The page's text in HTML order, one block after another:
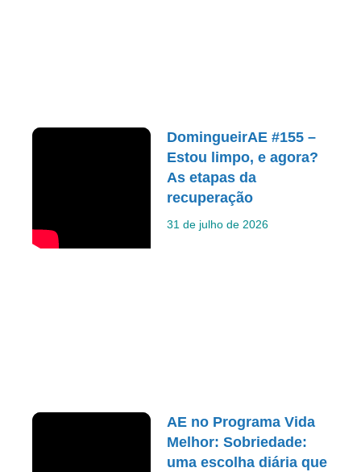
DomingueirAE #155 –
Estou limpo, e agora?
As etapas da
recuperação
31 de julho de 2026
AE no Programa Vida
Melhor: Sobriedade:
uma escolha diária que